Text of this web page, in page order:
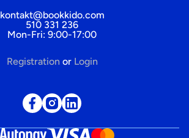
kontakt@bookkido.com
510 331 236
Mon-Fri: 9:00-17:00
Registration or Login